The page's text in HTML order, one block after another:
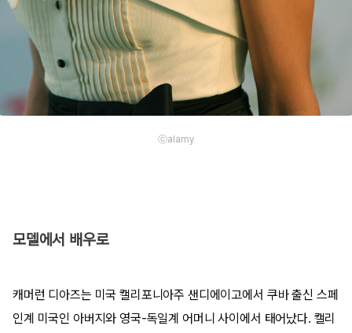
ⓒalamy
모델에서 배우로
캐머런 디아즈는 미국 캘리포니아주 샌디에이고에서 쿠바 출신 스페
인계 미국인 아버지와 영국-독일계 어머니 사이에서 태어났다. 캘리